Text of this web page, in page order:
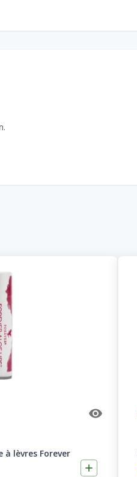
à lèvres Forever